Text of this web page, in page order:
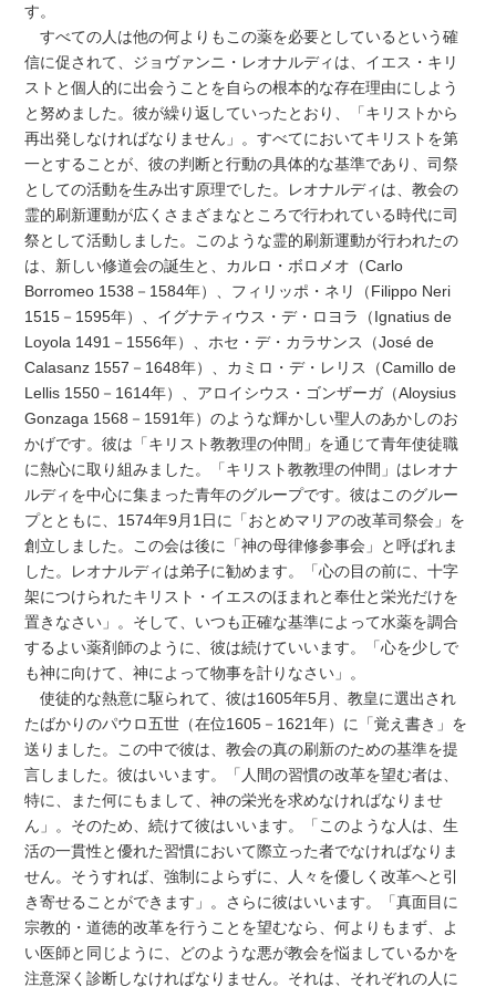
す。
すべての人は他の何よりもこの薬を必要としているという確
信に促されて、ジョヴァンニ・レオナルディは、イエス・キリ
ストと個人的に出会うことを自らの根本的な存在理由にしよう
と努めました。彼が繰り返していったとおり、「キリストから
再出発しなければなりません」。すべてにおいてキリストを第
一とすることが、彼の判断と行動の具体的な基準であり、司祭
としての活動を生み出す原理でした。レオナルディは、教会の
霊的刷新運動が広くさまざまなところで行われている時代に司
祭として活動しました。このような霊的刷新運動が行われたの
は、新しい修道会の誕生と、カルロ・ボロメオ（Carlo
Borromeo 1538－1584年）、フィリッポ・ネリ（Filippo Neri
1515－1595年）、イグナティウス・デ・ロヨラ（Ignatius de
Loyola 1491－1556年）、ホセ・デ・カラサンス（José de
Calasanz 1557－1648年）、カミロ・デ・レリス（Camillo de
Lellis 1550－1614年）、アロイシウス・ゴンザーガ（Aloysius
Gonzaga 1568－1591年）のような輝かしい聖人のあかしのお
かげです。彼は「キリスト教教理の仲間」を通じて青年使徒職
に熱心に取り組みました。「キリスト教教理の仲間」はレオナ
ルディを中心に集まった青年のグループです。彼はこのグルー
プとともに、1574年9月1日に「おとめマリアの改革司祭会」を
創立しました。この会は後に「神の母律修参事会」と呼ばれま
した。レオナルディは弟子に勧めます。「心の目の前に、十字
架につけられたキリスト・イエスのほまれと奉仕と栄光だけを
置きなさい」。そして、いつも正確な基準によって水薬を調合
するよい薬剤師のように、彼は続けていいます。「心を少しで
も神に向けて、神によって物事を計りなさい」。
使徒的な熱意に駆られて、彼は1605年5月、教皇に選出され
たばかりのパウロ五世（在位1605－1621年）に「覚え書き」を
送りました。この中で彼は、教会の真の刷新のための基準を提
言しました。彼はいいます。「人間の習慣の改革を望む者は、
特に、また何にもまして、神の栄光を求めなければなりませ
ん」。そのため、続けて彼はいいます。「このような人は、生
活の一貫性と優れた習慣において際立った者でなければなりま
せん。そうすれば、強制によらずに、人々を優しく改革へと引
き寄せることができます」。さらに彼はいいます。「真面目に
宗教的・道徳的改革を行うことを望むなら、何よりもまず、よ
い医師と同じように、どのような悪が教会を悩ましているかを
注意深く診断しなければなりません。それは、それぞれの人に